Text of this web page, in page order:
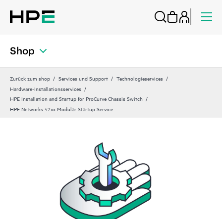
Shop
Zurück zum shop Services und Support
Technologieservices
Hardware-Installationsservices
HPE Installation and Startup for ProCurve Chassis Switch
HPE Networks 42xx Modular Startup Service